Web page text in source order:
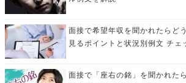
面接で希望年収を聞かれたらど
見るポイントと状況別例文 チェ
面接で「座右の銘」を聞かれた